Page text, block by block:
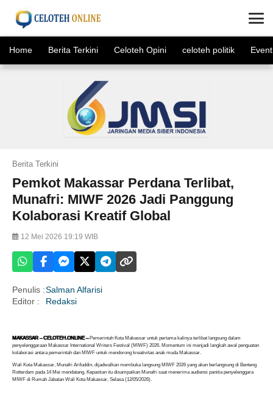
Home Berita Terkini Celoteh Opini celoteh politik Event
Berita Terkini
Pemkot Makassar Perdana Terlibat,
Munafri: MIWF 2026 Jadi Panggung
Kolaborasi Kreatif Global
12 Mei 2026 19:19 WIB
Penulis :Salman Alfarisi
Editor :
Redaksi
MAKASSAR – CELOTEH.ONLINE –Pemerintah Kota Makassar untuk pertama kalinya terlibat langsung dalam
penyelenggaraan Makassar International Writers Festival (MIWF) 2026. Momentum ini menjadi langkah awal penguatan
kolaborasi antara pemerintah dan MIWF untuk mendorong kreativitas anak muda Makassar.
Wali Kota Makassar, Munafri Arifuddin, dijadwalkan membuka langsung MIWF 2026 yang akan berlangsung di Benteng
Rotterdam pada 14 Mei mendatang. Kepastian itu disampaikan Munafri saat menerima audiensi panitia penyelenggara
MIWF di Rumah Jabatan Wali Kota Makassar, Selasa (12/05/2026).